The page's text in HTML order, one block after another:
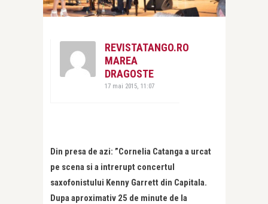
REVISTATANGO.RO
MAREA
DRAGOSTE
17 mai 2015, 11:07
Din presa de azi: ”Cornelia Catanga a urcat
pe scena si a intrerupt concertul
saxofonistului Kenny Garrett din Capitala.
Dupa aproximativ 25 de minute de la